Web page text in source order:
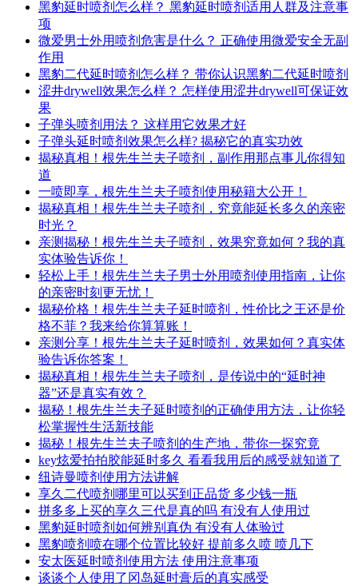
黑豹延时喷剂怎么样？ 黑豹延时喷剂适用人群及注意事
项
微爱男士外用喷剂危害是什么？ 正确使用微爱安全无副
作用
黑豹二代延时喷剂怎么样？ 带你认识黑豹二代延时喷剂
涩井drywell效果怎么样？ 怎样使用涩井drywell可保证效
果
子弹头喷剂用法？ 这样用它效果才好
子弹头延时喷剂效果怎么样? 揭秘它的真实功效
揭秘真相！根先生兰夫子喷剂，副作用那点事儿你得知
道
一喷即享，根先生兰夫子喷剂使用秘籍大公开！
揭秘真相！根先生兰夫子喷剂，究竟能延长多久的亲密
时光？
亲测揭秘！根先生兰夫子喷剂，效果究竟如何？我的真
实体验告诉你！
轻松上手！根先生兰夫子男士外用喷剂使用指南，让你
的亲密时刻更无忧！
揭秘价格！根先生兰夫子延时喷剂，性价比之王还是价
格不菲？我来给你算算账！
亲测分享！根先生兰夫子延时喷剂，效果如何？真实体
验告诉你答案！
揭秘真相！根先生兰夫子喷剂，是传说中的“延时神
器”还是真实有效？
揭秘！根先生兰夫子延时喷剂的正确使用方法，让你轻
松掌握性生活新技能
揭秘！根先生兰夫子喷剂的生产地，带你一探究竟
key炫爱拍拍胶能延时多久 看看我用后的感受就知道了
纽诗曼喷剂使用方法讲解
享久二代喷剂哪里可以买到正品货 多少钱一瓶
拼多多上买的享久三代是真的吗 有没有人使用过
黑豹延时喷剂如何辨别真伪 有没有人体验过
黑豹喷剂喷在哪个位置比较好 提前多久喷 喷几下
安太医延时喷剂使用方法 使用注意事项
谈谈个人使用了冈岛延时膏后的真实感受